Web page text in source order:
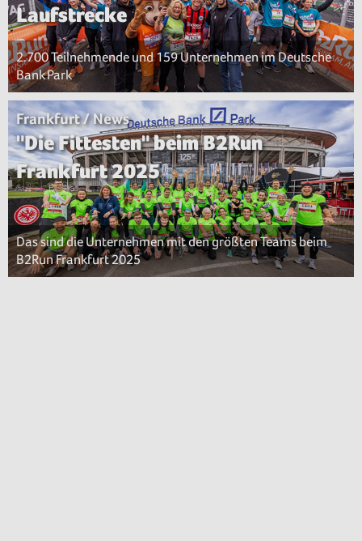
Laufstrecke
2.700 Teilnehmende und 159 Unternehmen im Deutsche
Bank Park
Frankfurt / News
"Die Fittesten" beim B2Run
Frankfurt 2025
Das sind die Unternehmen mit den größten Teams beim
B2Run Frankfurt 2025